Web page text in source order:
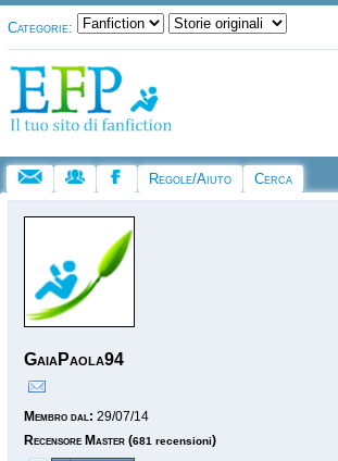
Categorie:
Regole/Aiuto Cerca
GaiaPaola94
Membro dal: 29/07/14
Recensore Master (681 recensioni)